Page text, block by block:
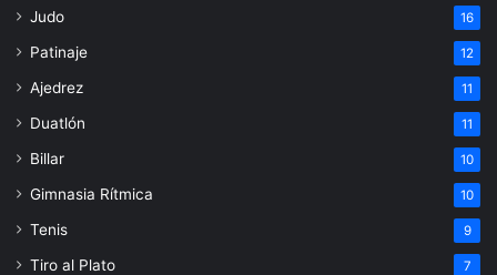
Judo 16
Patinaje 12
Ajedrez 11
Duatlón 11
Billar 10
Gimnasia Rítmica 10
Tenis 9
Tiro al Plato 7